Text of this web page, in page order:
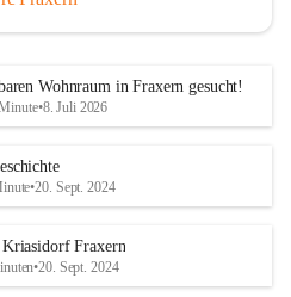
Wohnraum in Fraxern gesucht!
•8. Juli 2026
•20. Sept. 2024
Fraxern
•20. Sept. 2024